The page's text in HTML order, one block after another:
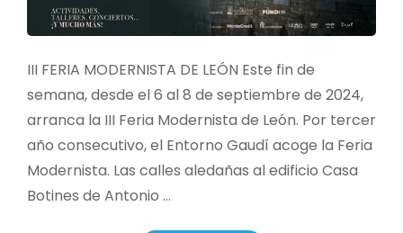
III FERIA MODERNISTA DE LEÓN Este fin de
semana, desde el 6 al 8 de septiembre de 2024,
arranca la III Feria Modernista de León. Por tercer
año consecutivo, el Entorno Gaudí acoge la Feria
Modernista. Las calles aledañas al edificio Casa
Botines de Antonio …